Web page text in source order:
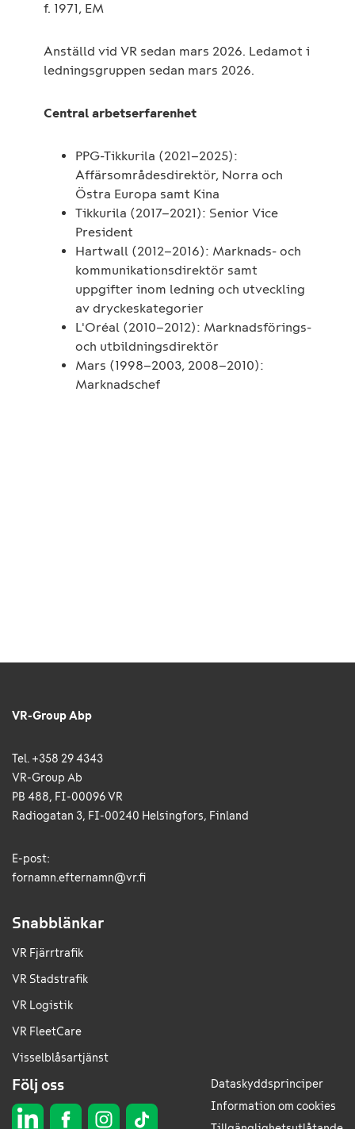
f. 1971, EM
Anställd vid VR sedan mars 2026. Ledamot i
ledningsgruppen sedan mars 2026.
Central arbetserfarenhet
PPG-Tikkurila (2021–2025):
Affärsområdesdirektör, Norra och
Östra Europa samt Kina
Tikkurila (2017–2021): Senior Vice
President
Hartwall (2012–2016): Marknads- och
kommunikationsdirektör samt
uppgifter inom ledning och utveckling
av dryckeskategorier
L'Oréal (2010–2012): Marknadsförings-
och utbildningsdirektör
Mars (1998–2003, 2008–2010):
Marknadschef
VR-Group Abp
Tel. +358 29 4343
VR-Group Ab
PB 488, FI-00096 VR
Radiogatan 3, FI-00240 Helsingfors, Finland
E-post:
fornamn.efternamn@vr.fi
Snabblänkar
VR Fjärrtrafik
VR Stadstrafik
VR Logistik
VR FleetCare
Visselblåsartjänst
Följ oss
Dataskyddsprinciper
Information om cookies